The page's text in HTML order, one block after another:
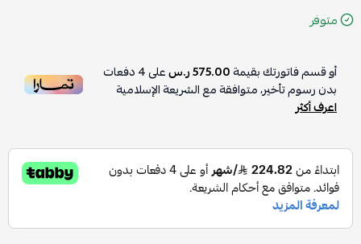
متوفر
أو قسم فاتورتك بقيمة575.00 ر.س على4دفعات
بدون رسوم تأخير، متوافقة مع الشريعة الإسلامية
اعرف أكثر